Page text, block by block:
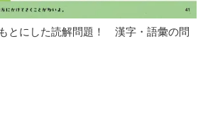
とにした読解問題！ 漢字・語彙の問